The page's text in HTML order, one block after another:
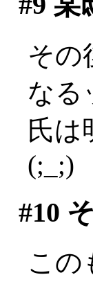
その
なる
氏は
(;_;)
#10
この